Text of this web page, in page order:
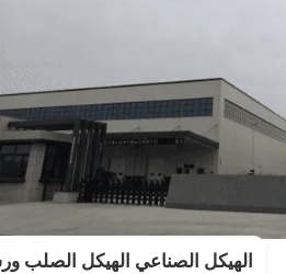
الهيكل الصناعي الهيكل الصلب